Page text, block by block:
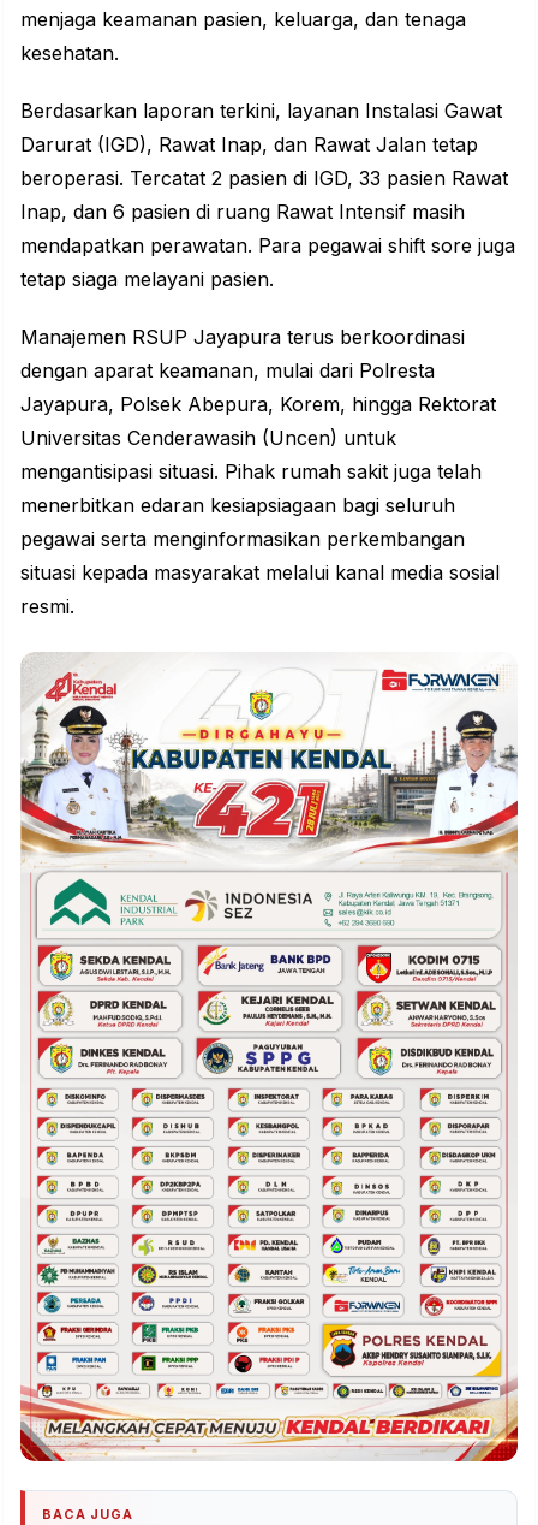
menjaga keamanan pasien, keluarga, dan tenaga
kesehatan.
Berdasarkan laporan terkini, layanan Instalasi Gawat
Darurat (IGD), Rawat Inap, dan Rawat Jalan tetap
beroperasi. Tercatat 2 pasien di IGD, 33 pasien Rawat
Inap, dan 6 pasien di ruang Rawat Intensif masih
mendapatkan perawatan. Para pegawai shift sore juga
tetap siaga melayani pasien.
Manajemen RSUP Jayapura terus berkoordinasi
dengan aparat keamanan, mulai dari Polresta
Jayapura, Polsek Abepura, Korem, hingga Rektorat
Universitas Cenderawasih (Uncen) untuk
mengantisipasi situasi. Pihak rumah sakit juga telah
menerbitkan edaran kesiapsiagaan bagi seluruh
pegawai serta menginformasikan perkembangan
situasi kepada masyarakat melalui kanal media sosial
resmi.
BACA JUGA